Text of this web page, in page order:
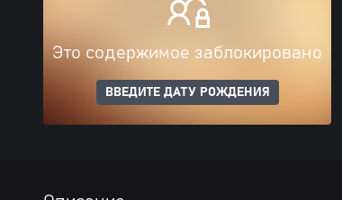
Это содержимое заблокировано
ВВЕДИТЕ ДАТУ РОЖДЕНИЯ